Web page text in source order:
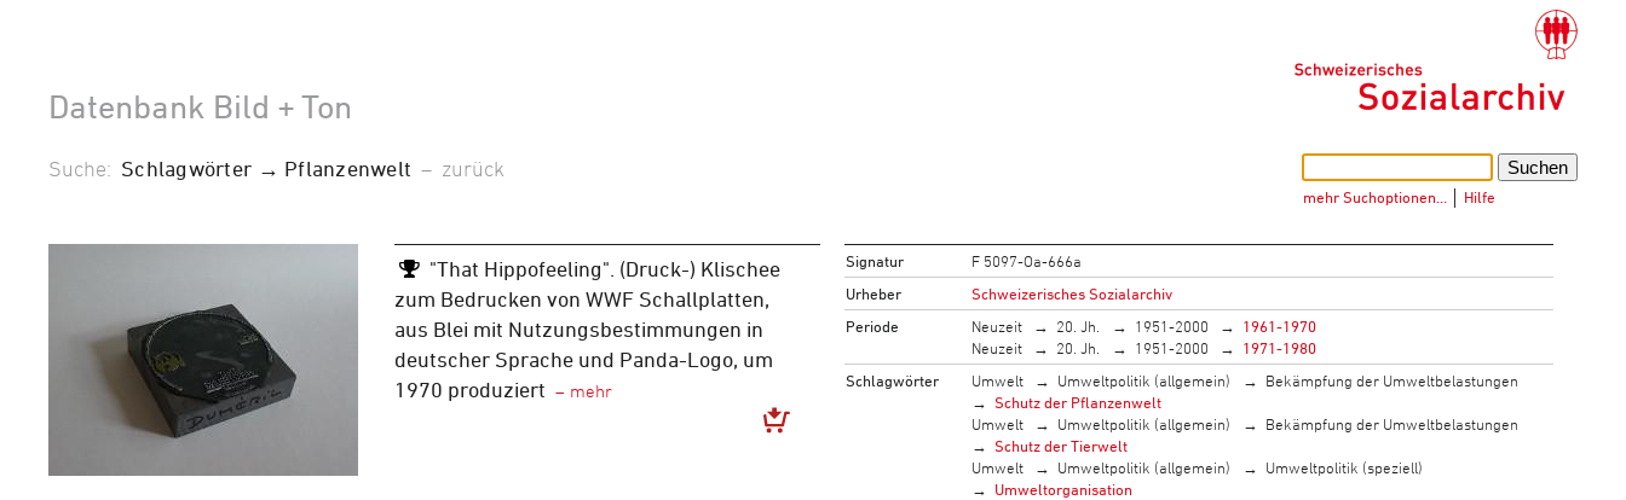
Datenbank Bild + Ton
mehr Suchoptionen… Hilfe
Suche: Schlagwörter → Pflanzenwelt – zurück
"That Hippofeeling". (Druck-) Klischee
zum Bedrucken von WWF Schallplatten,
aus Blei mit Nutzungsbestimmungen in
deutscher Sprache und Panda-Logo, um
1970 produziert
Signatur
F 5097-Oa-666a
Urheber
Schweizerisches Sozialarchiv
Periode
Neuzeit 20. Jh. 1951-2000
1961-1970
Neuzeit
20. Jh. 1951-2000
1971-1980
Schlagwörter
Umwelt Umweltpolitik (allgemein)
Bekämpfung der Umweltbelastungen
Schutz der Pflanzenwelt
Umwelt
Umweltpolitik (allgemein)
Bekämpfung der Umweltbelastungen
Schutz der Tierwelt
Umwelt
Umweltpolitik (allgemein)
Umweltpolitik (speziell)
Umweltorganisation